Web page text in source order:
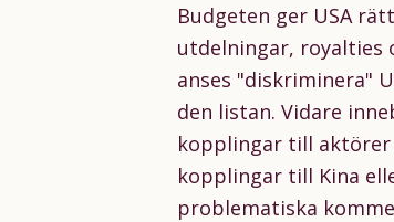
Budgeten ger USA
utdelningar, royalties
anses "diskriminera"
den listan. Vidare
kopplingar till aktörer
kopplingar till Kina
problematiska